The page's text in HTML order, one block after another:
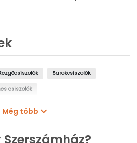
Sarokcsiszolók
csiszolók
Még több